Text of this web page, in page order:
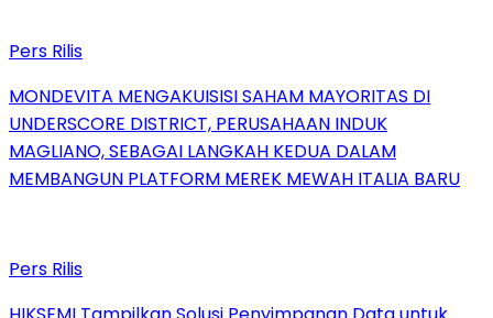
Pers Rilis
MONDEVITA MENGAKUISISI SAHAM MAYORITAS DI
UNDERSCORE DISTRICT, PERUSAHAAN INDUK
MAGLIANO, SEBAGAI LANGKAH KEDUA DALAM
MEMBANGUN PLATFORM MEREK MEWAH ITALIA BARU
Pers Rilis